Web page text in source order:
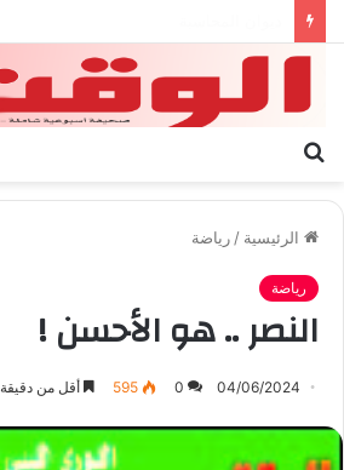
الرئيسية / رياضة
رياضة
النصر .. هو الأحسن !
04/06/2024
0
595 أقل من دقيقة